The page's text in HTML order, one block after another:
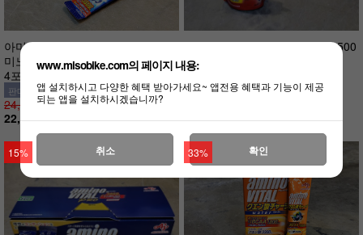
아미노바이탈 프로 3800 BCAA 아
미노산 아르기닌 글루타민 보충제 1
4포
판매 7
24,000원
22,000원
아미노바이탈 퍼펙트 에너지젤 500
0 6포 파워젤 아미노산
50,000원
15% 33%
www.misobike.com의 페이지 내용:
앱 설치하시고 다양한 혜택 받아가세요~ 앱전용 혜택과 기능이 제공
되는 앱을 설치하시겠습니까?
취소 확인